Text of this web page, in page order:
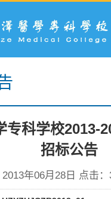
专科学校2013-
招标公告
2013年06月28日 点击：